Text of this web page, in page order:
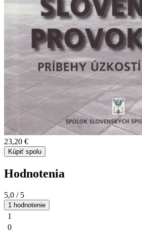
23,20 €
Kúpiť spolu
Hodnotenia
5,0 / 5
1 hodnotenie
1
0